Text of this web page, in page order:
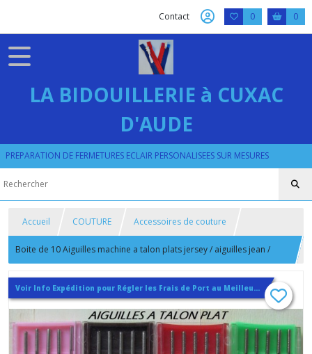
Contact 0 0
LA BIDOUILLERIE à CUXAC
D'AUDE
PREPARATION DE FERMETURES ECLAIR PERSONALISEES SUR MESURES
Accueil COUTURE Accessoires de couture
Boite de 10 Aiguilles machine a talon plats jersey / aiguilles jean /
aiguilles cuir
Voir Info Expédition pour Régler les Frais de Port au Meilleur Prix , En haut d'ecran à Droite